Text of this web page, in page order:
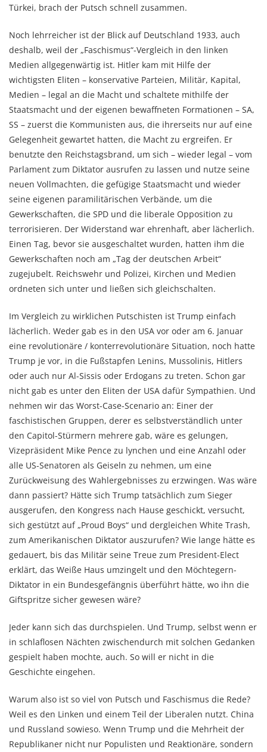
Türkei, brach der Putsch schnell zusammen.
Noch lehrreicher ist der Blick auf Deutschland 1933, auch
deshalb, weil der „Faschismus“-Vergleich in den linken
Medien allgegenwärtig ist. Hitler kam mit Hilfe der
wichtigsten Eliten – konservative Parteien, Militär, Kapital,
Medien – legal an die Macht und schaltete mithilfe der
Staatsmacht und der eigenen bewaffneten Formationen – SA,
SS – zuerst die Kommunisten aus, die ihrerseits nur auf eine
Gelegenheit gewartet hatten, die Macht zu ergreifen. Er
benutzte den Reichstagsbrand, um sich – wieder legal – vom
Parlament zum Diktator ausrufen zu lassen und nutze seine
neuen Vollmachten, die gefügige Staatsmacht und wieder
seine eigenen paramilitärischen Verbände, um die
Gewerkschaften, die SPD und die liberale Opposition zu
terrorisieren. Der Widerstand war ehrenhaft, aber lächerlich.
Einen Tag, bevor sie ausgeschaltet wurden, hatten ihm die
Gewerkschaften noch am „Tag der deutschen Arbeit“
zugejubelt. Reichswehr und Polizei, Kirchen und Medien
ordneten sich unter und ließen sich gleichschalten.
Im Vergleich zu wirklichen Putschisten ist Trump einfach
lächerlich. Weder gab es in den USA vor oder am 6. Januar
eine revolutionäre / konterrevolutionäre Situation, noch hatte
Trump je vor, in die Fußstapfen Lenins, Mussolinis, Hitlers
oder auch nur Al-Sissis oder Erdogans zu treten. Schon gar
nicht gab es unter den Eliten der USA dafür Sympathien. Und
nehmen wir das Worst-Case-Scenario an: Einer der
faschistischen Gruppen, derer es selbstverständlich unter
den Capitol-Stürmern mehrere gab, wäre es gelungen,
Vizepräsident Mike Pence zu lynchen und eine Anzahl oder
alle US-Senatoren als Geiseln zu nehmen, um eine
Zurückweisung des Wahlergebnisses zu erzwingen. Was wäre
dann passiert? Hätte sich Trump tatsächlich zum Sieger
ausgerufen, den Kongress nach Hause geschickt, versucht,
sich gestützt auf „Proud Boys“ und dergleichen White Trash,
zum Amerikanischen Diktator auszurufen? Wie lange hätte es
gedauert, bis das Militär seine Treue zum President-Elect
erklärt, das Weiße Haus umzingelt und den Möchtegern-
Diktator in ein Bundesgefängnis überführt hätte, wo ihn die
Giftspritze sicher gewesen wäre?
Jeder kann sich das durchspielen. Und Trump, selbst wenn er
in schlaflosen Nächten zwischendurch mit solchen Gedanken
gespielt haben mochte, auch. So will er nicht in die
Geschichte eingehen.
Warum also ist so viel von Putsch und Faschismus die Rede?
Weil es den Linken und einem Teil der Liberalen nutzt. China
und Russland sowieso. Wenn Trump und die Mehrheit der
Republikaner nicht nur Populisten und Reaktionäre, sondern